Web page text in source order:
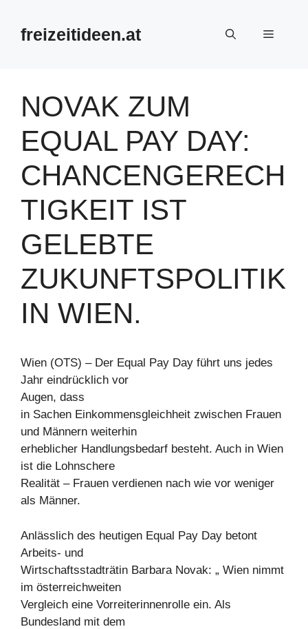
Inhalt
springenfreizeitideen.at Menü
NOVAK ZUM
EQUAL PAY DAY:
CHANCENGERECH
TIGKEIT IST
GELEBTE
ZUKUNFTSPOLITIK
IN WIEN.
Wien (OTS) – Der Equal Pay Day führt uns jedes
Jahr eindrücklich vor
Augen, dass
in Sachen Einkommensgleichheit zwischen Frauen
und Männern weiterhin
erheblicher Handlungsbedarf besteht. Auch in Wien
ist die Lohnschere
Realität – Frauen verdienen nach wie vor weniger
als Männer.
Anlässlich des heutigen Equal Pay Day betont
Arbeits- und
Wirtschaftsstadträtin Barbara Novak: „ Wien nimmt
im österreichweiten
Vergleich eine Vorreiterinnenrolle ein. Als
Bundesland mit dem